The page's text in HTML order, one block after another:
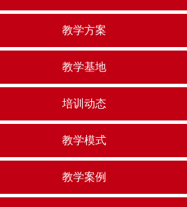
教学方案
教学基地
培训动态
教学模式
教学案例